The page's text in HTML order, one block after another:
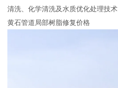
清洗、化学清洗及水质优化处理技术.
黄石管道局部树脂修复价格